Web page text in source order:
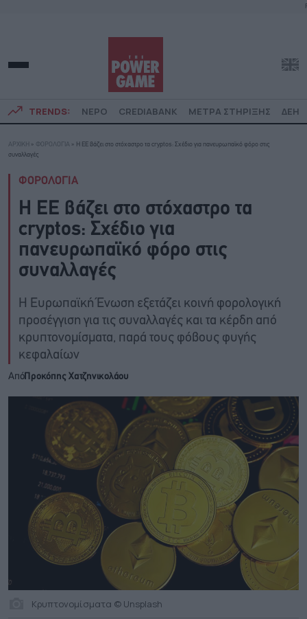
TRENDS: ΝΕΡΟ CREDIABANK ΜΕΤΡΑ ΣΤΗΡΙΞΗΣ ΔΕΗ
ΑΡΧΙΚΗ » ΦΟΡΟΛΟΓΙΑ » Η ΕΕ βάζει στο στόχαστρο τα cryptos: Σχέδιο για πανευρωπαϊκό φόρο στις
συναλλαγές
ΦΟΡΟΛΟΓΙΑ
Η ΕΕ βάζει στο στόχαστρο τα
cryptos: Σχέδιο για
πανευρωπαϊκό φόρο στις
συναλλαγές
Η Ευρωπαϊκή Ένωση εξετάζει κοινή φορολογική
προσέγγιση για τις συναλλαγές και τα κέρδη από
κρυπτονομίσματα, παρά τους φόβους φυγής
κεφαλαίων
ΑπόΠροκόπης Χατζηνικολάου
Κρυπτονομίσματα © Unsplash